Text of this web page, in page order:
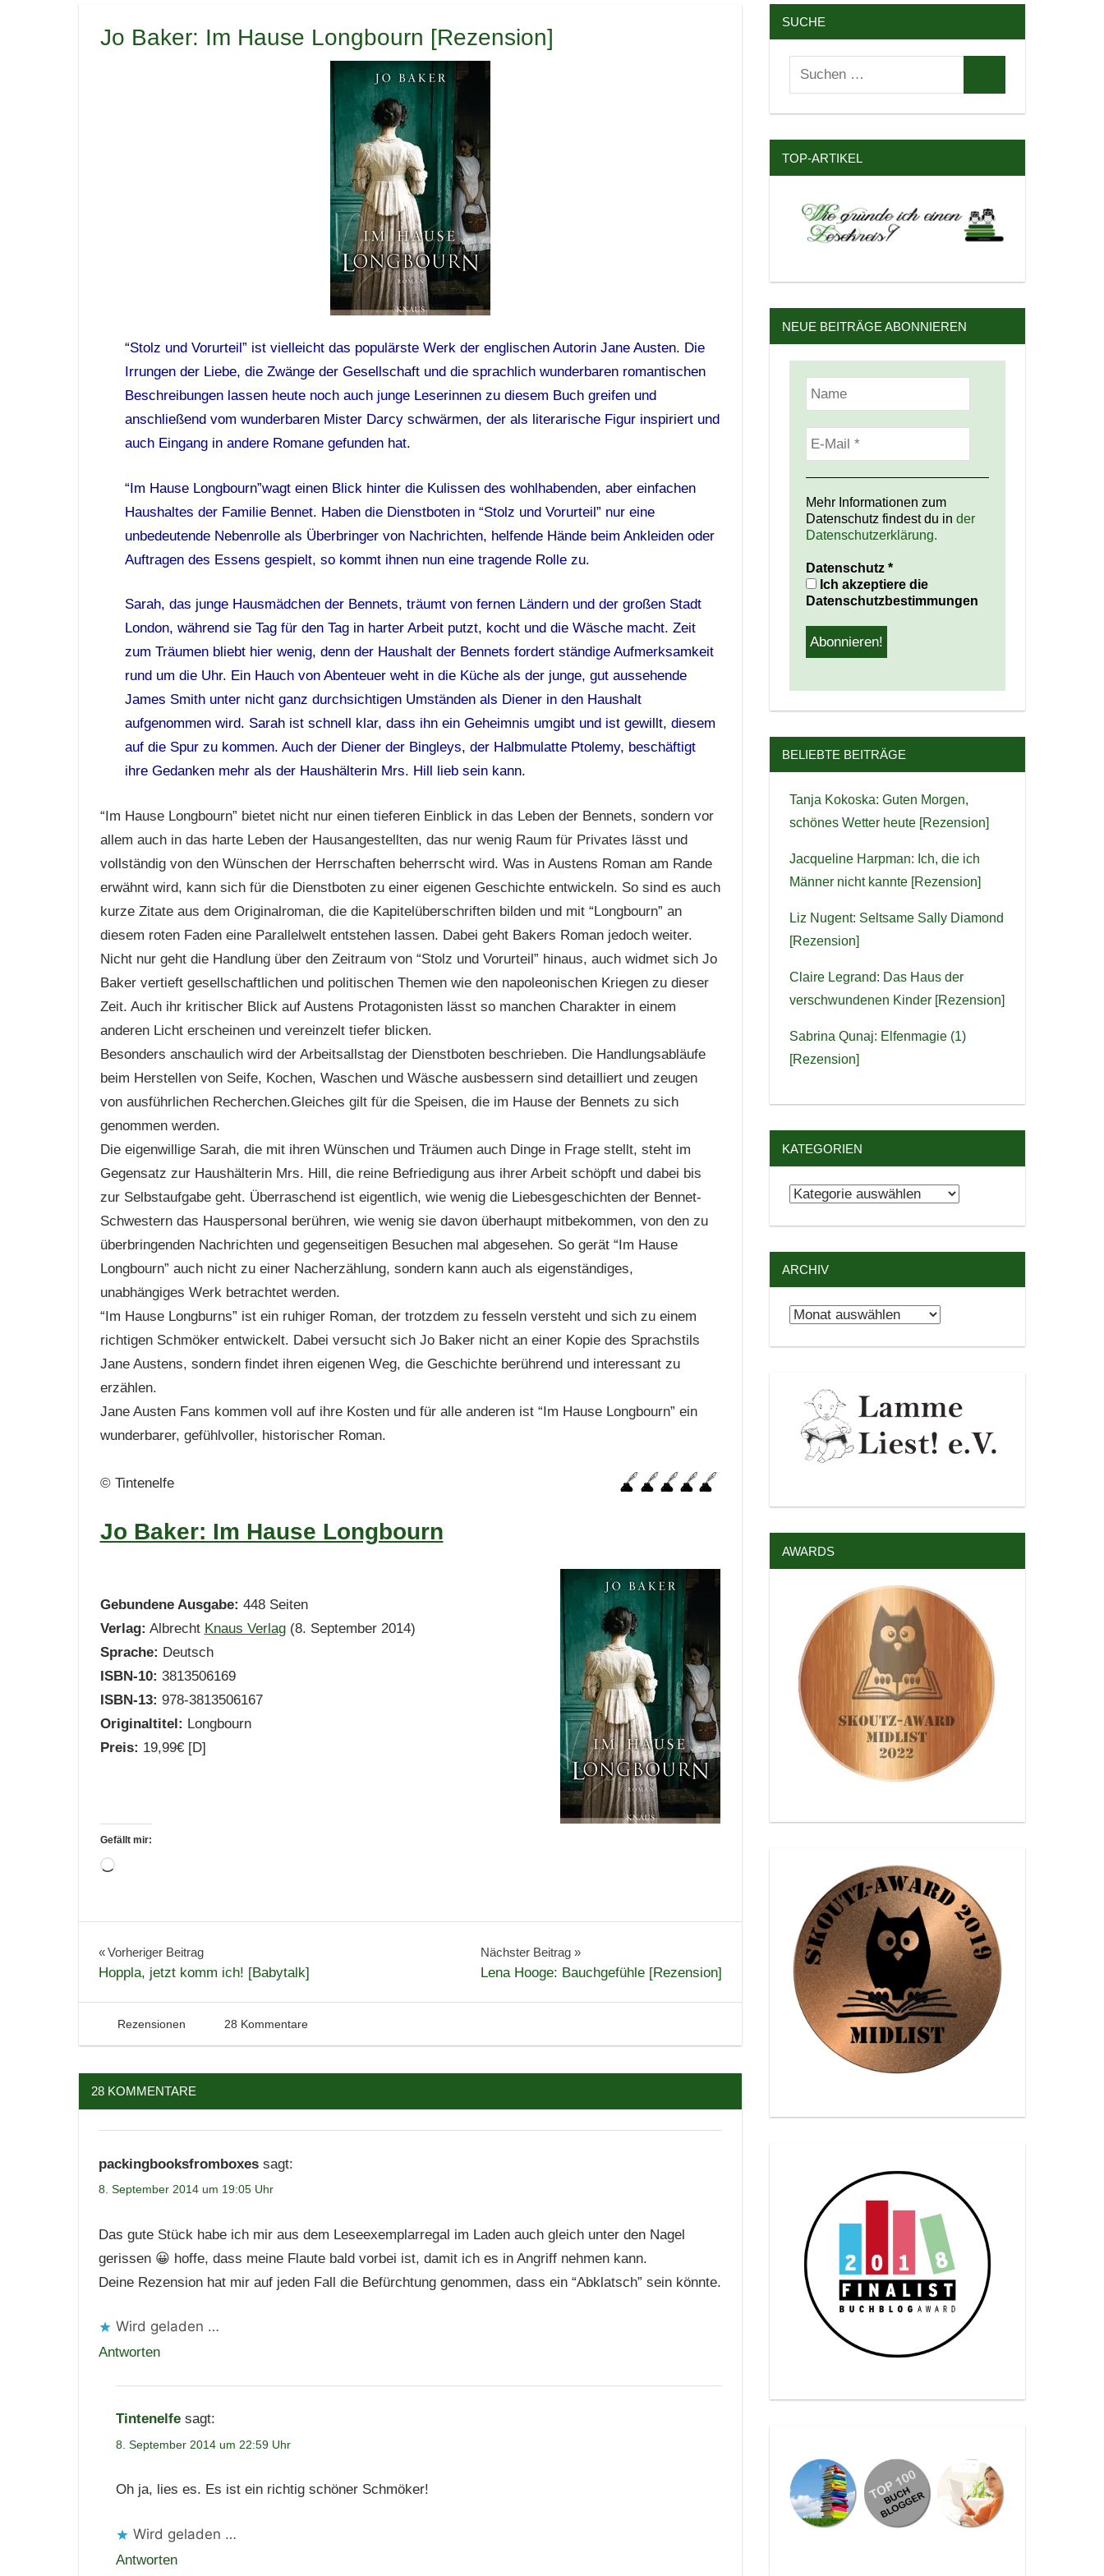
Jo Baker: Im Hause Longbourn [Rezension]
“Stolz und Vorurteil” ist vielleicht das populärste Werk der englischen Autorin Jane Austen. Die
Irrungen der Liebe, die Zwänge der Gesellschaft und die sprachlich wunderbaren romantischen
Beschreibungen lassen heute noch auch junge Leserinnen zu diesem Buch greifen und
anschließend vom wunderbaren Mister Darcy schwärmen, der als literarische Figur inspiriert und
auch Eingang in andere Romane gefunden hat.
“Im Hause Longbourn”wagt einen Blick hinter die Kulissen des wohlhabenden, aber einfachen
Haushaltes der Familie Bennet. Haben die Dienstboten in “Stolz und Vorurteil” nur eine
unbedeutende Nebenrolle als Überbringer von Nachrichten, helfende Hände beim Ankleiden oder
Auftragen des Essens gespielt, so kommt ihnen nun eine tragende Rolle zu.
Sarah, das junge Hausmädchen der Bennets, träumt von fernen Ländern und der großen Stadt
London, während sie Tag für den Tag in harter Arbeit putzt, kocht und die Wäsche macht. Zeit
zum Träumen bliebt hier wenig, denn der Haushalt der Bennets fordert ständige Aufmerksamkeit
rund um die Uhr. Ein Hauch von Abenteuer weht in die Küche als der junge, gut aussehende
James Smith unter nicht ganz durchsichtigen Umständen als Diener in den Haushalt
aufgenommen wird. Sarah ist schnell klar, dass ihn ein Geheimnis umgibt und ist gewillt, diesem
auf die Spur zu kommen. Auch der Diener der Bingleys, der Halbmulatte Ptolemy, beschäftigt
ihre Gedanken mehr als der Haushälterin Mrs. Hill lieb sein kann.
“Im Hause Longbourn” bietet nicht nur einen tieferen Einblick in das Leben der Bennets, sondern vor
allem auch in das harte Leben der Hausangestellten, das nur wenig Raum für Privates lässt und
vollständig von den Wünschen der Herrschaften beherrscht wird. Was in Austens Roman am Rande
erwähnt wird, kann sich für die Dienstboten zu einer eigenen Geschichte entwickeln. So sind es auch
kurze Zitate aus dem Originalroman, die die Kapitelüberschriften bilden und mit “Longbourn” an
diesem roten Faden eine Parallelwelt entstehen lassen. Dabei geht Bakers Roman jedoch weiter.
Nicht nur geht die Handlung über den Zeitraum von “Stolz und Vorurteil” hinaus, auch widmet sich Jo
Baker vertieft gesellschaftlichen und politischen Themen wie den napoleonischen Kriegen zu dieser
Zeit. Auch ihr kritischer Blick auf Austens Protagonisten lässt so manchen Charakter in einem
anderen Licht erscheinen und vereinzelt tiefer blicken.
Besonders anschaulich wird der Arbeitsallstag der Dienstboten beschrieben. Die Handlungsabläufe
beim Herstellen von Seife, Kochen, Waschen und Wäsche ausbessern sind detailliert und zeugen
von ausführlichen Recherchen.Gleiches gilt für die Speisen, die im Hause der Bennets zu sich
genommen werden.
Die eigenwillige Sarah, die mit ihren Wünschen und Träumen auch Dinge in Frage stellt, steht im
Gegensatz zur Haushälterin Mrs. Hill, die reine Befriedigung aus ihrer Arbeit schöpft und dabei bis
zur Selbstaufgabe geht. Überraschend ist eigentlich, wie wenig die Liebesgeschichten der Bennet-
Schwestern das Hauspersonal berühren, wie wenig sie davon überhaupt mitbekommen, von den zu
überbringenden Nachrichten und gegenseitigen Besuchen mal abgesehen. So gerät “Im Hause
Longbourn” auch nicht zu einer Nacherzählung, sondern kann auch als eigenständiges,
unabhängiges Werk betrachtet werden.
“Im Hause Longburns” ist ein ruhiger Roman, der trotzdem zu fesseln versteht und sich zu einem
richtigen Schmöker entwickelt. Dabei versucht sich Jo Baker nicht an einer Kopie des Sprachstils
Jane Austens, sondern findet ihren eigenen Weg, die Geschichte berührend und interessant zu
erzählen.
Jane Austen Fans kommen voll auf ihre Kosten und für alle anderen ist “Im Hause Longbourn” ein
wunderbarer, gefühlvoller, historischer Roman.
© Tintenelfe
Jo Baker: Im Hause Longbourn
Gebundene Ausgabe: 448 Seiten
Verlag: Albrecht Knaus Verlag(8. September 2014)
Sprache: Deutsch
ISBN-10: 3813506169
ISBN-13: 978-3813506167
Originaltitel: Longbourn
Preis: 19,99€ [D]
Gefällt mir:
Wird
Bücher
Historisch
Literatur
Rezension
Beitragsnavigation
Vorheriger Beitrag
Hoppla, jetzt komm ich! [Babytalk]
Nächster Beitrag
Lena Hooge: Bauchgefühle [Rezension]
8. September 2014
Tintenhain
Rezensionen 28 Kommentare
28 KOMMENTARE
packingbooksfromboxes sagt:
8. September 2014 um 19:05 Uhr
Das gute Stück habe ich mir aus dem Leseexemplarregal im Laden auch gleich unter den Nagel
gerissen 😀 hoffe, dass meine Flaute bald vorbei ist, damit ich es in Angriff nehmen kann.
Deine Rezension hat mir auf jeden Fall die Befürchtung genommen, dass ein “Abklatsch” sein könnte.
Wird geladen …
Antworten
Tintenelfe sagt:
8. September 2014 um 22:59 Uhr
Oh ja, lies es. Es ist ein richtig schöner Schmöker!
Wird geladen …
Antworten
SUCHE
Suchen
nach:
TOP-ARTIKEL
NEUE BEITRÄGE ABONNIEREN
Mehr Informationen zum
Datenschutz findest du in der
Datenschutzerklärung.
Datenschutz *
Ich akzeptiere die
Datenschutzbestimmungen
BELIEBTE BEITRÄGE
Tanja Kokoska: Guten Morgen,
schönes Wetter heute [Rezension]
Jacqueline Harpman: Ich, die ich
Männer nicht kannte [Rezension]
Liz Nugent: Seltsame Sally Diamond
[Rezension]
Claire Legrand: Das Haus der
verschwundenen Kinder [Rezension]
Sabrina Qunaj: Elfenmagie (1)
[Rezension]
KATEGORIEN
Kategorien
ARCHIV
Archiv
AWARDS